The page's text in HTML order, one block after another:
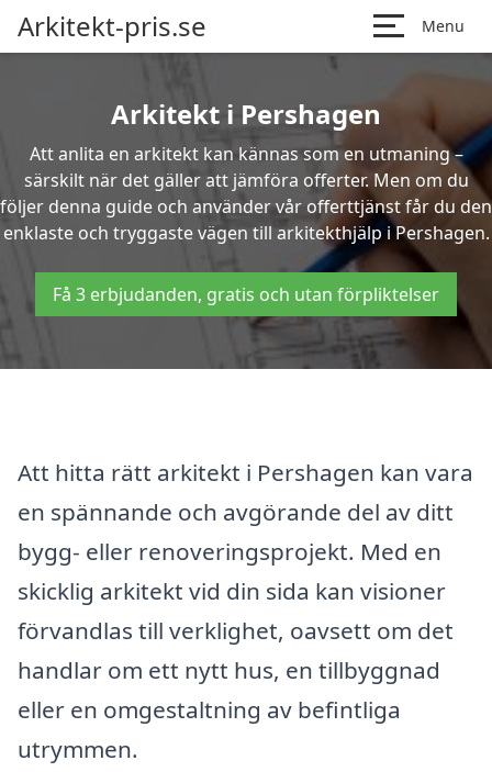
Arkitekt-pris.se Menu
Arkitekt i Pershagen
Att anlita en arkitekt kan kännas som en utmaning –
särskilt när det gäller att jämföra offerter. Men om du
följer denna guide och använder vår offerttjänst får du den
enklaste och tryggaste vägen till arkitekthjälp i Pershagen.
Få 3 erbjudanden, gratis och utan förpliktelser
Att hitta rätt arkitekt i Pershagen kan vara
en spännande och avgörande del av ditt
bygg- eller renoveringsprojekt. Med en
skicklig arkitekt vid din sida kan visioner
förvandlas till verklighet, oavsett om det
handlar om ett nytt hus, en tillbyggnad
eller en omgestaltning av befintliga
utrymmen.